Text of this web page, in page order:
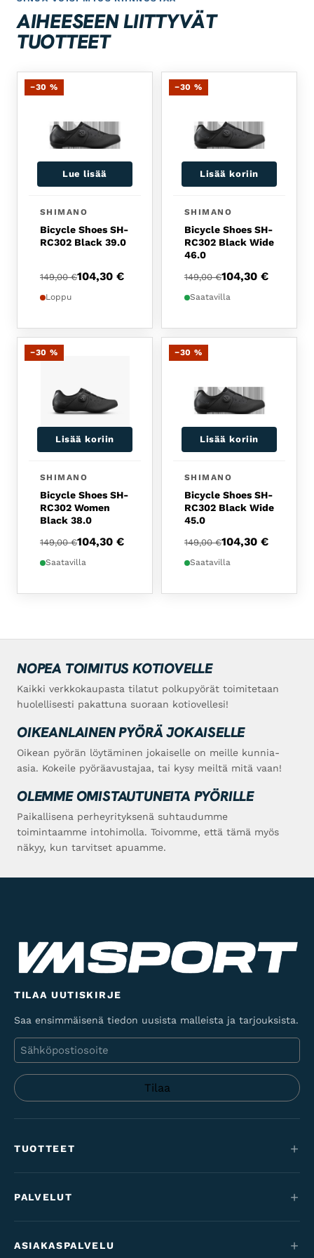
AIHEESEEN LIITTYVÄT
TUOTTEET
−30 %
Lue lisää
SHIMANO
Bicycle Shoes SH-
RC302 Black 39.0
149,00€
Alkuperäinen hinta oli: 149,00 €.
104,30 €
Nykyinen hinta on: 104,30 €.
Loppu
−30 %
Lisää koriin
SHIMANO
Bicycle Shoes SH-
RC302 Black Wide
46.0
149,00€
Alkuperäinen hinta oli:
104,30 €
Nykyinen hinta on:
Saatavilla
−30 %
Lisää koriin
SHIMANO
Bicycle Shoes SH-
RC302 Women
Black 38.0
149,00€
Alkuperäinen hinta oli: 149,00 €.
104,30 €
Nykyinen hinta on: 104,30 €.
Saatavilla
−30 %
Lisää koriin
SHIMANO
Bicycle Shoes SH-
RC302 Black Wide
45.0
149,00€
Alkuperäinen hinta oli:
104,30 €
Nykyinen hinta on:
Saatavilla
NOPEA TOIMITUS KOTIOVELLE
Kaikki verkkokaupasta tilatut polkupyörät toimitetaan
huolellisesti pakattuna suoraan kotiovellesi!
OIKEANLAINEN PYÖRÄ JOKAISELLE
Oikean pyörän löytäminen jokaiselle on meille kunnia-
asia. Kokeile pyöräavustajaa, tai kysy meiltä mitä vaan!
OLEMME OMISTAUTUNEITA PYÖRILLE
Paikallisena perheyrityksenä suhtaudumme
toimintaamme intohimolla. Toivomme, että tämä myös
näkyy, kun tarvitset apuamme.
TILAA UUTISKIRJE
Saa ensimmäisenä tiedon uusista malleista ja tarjouksista.
Sähköposti
TUOTTEET
Maantie & gravel
PALVELUT
ASIAKASPALVELU